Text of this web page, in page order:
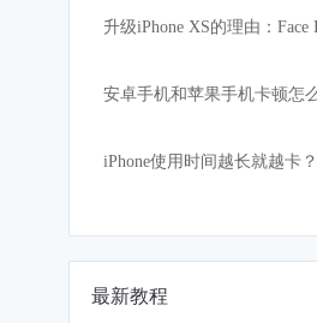
最新教程